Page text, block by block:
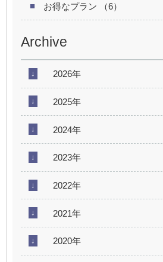
お得なプラン （6）
Archive
2026年
2025年
2024年
2023年
2022年
2021年
2020年